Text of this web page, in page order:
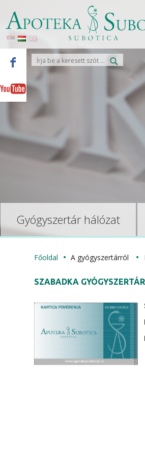
Gyógyszertár hálózat
Főoldal A gyógyszertárról
SZABADKA